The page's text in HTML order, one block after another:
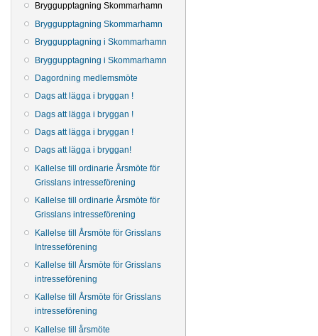
Bryggupptagning Skommarhamn
Bryggupptagning Skommarhamn
Bryggupptagning i Skommarhamn
Bryggupptagning i Skommarhamn
Dagordning medlemsmöte
Dags att lägga i bryggan !
Dags att lägga i bryggan !
Dags att lägga i bryggan !
Dags att lägga i bryggan!
Kallelse till ordinarie Årsmöte för
Grisslans intresseförening
Kallelse till ordinarie Årsmöte för
Grisslans intresseförening
Kallelse till Årsmöte för Grisslans
Intresseförening
Kallelse till Årsmöte för Grisslans
intresseförening
Kallelse till Årsmöte för Grisslans
intresseförening
Kallelse till årsmöte